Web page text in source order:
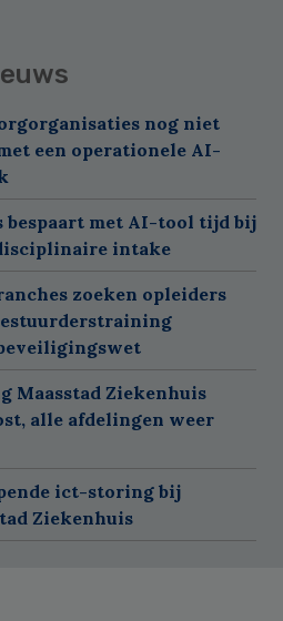
nog niet
een operationele AI-
bespaart met AI-tool tijd bij
intake
zoeken opleiders
Maasstad Ziekenhuis
alle afdelingen weer
ict-storing bij
Ziekenhuis